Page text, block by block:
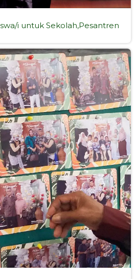
i untuk Sekolah,Pesantren